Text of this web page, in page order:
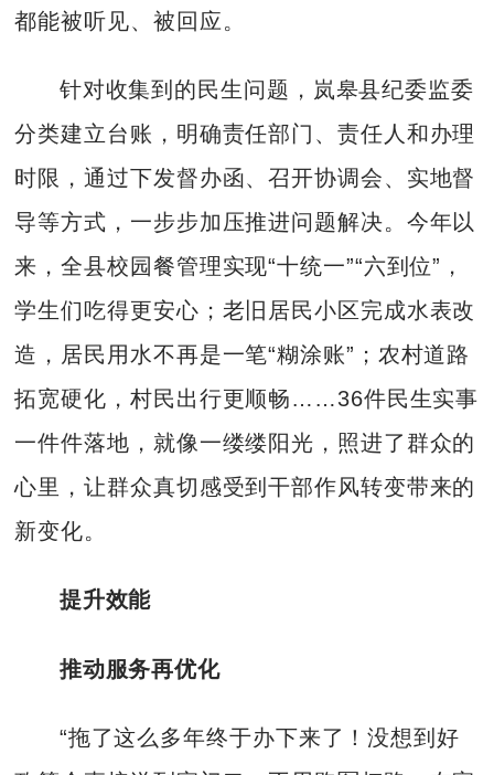
都能被听见、被回应。
针对收集到的民生问题，岚皋县纪委监委
分类建立台账，明确责任部门、责任人和办理
时限，通过下发督办函、召开协调会、实地督
导等方式，一步步加压推进问题解决。今年以
来，全县校园餐管理实现“十统一”“六到位”，
学生们吃得更安心；老旧居民小区完成水表改
造，居民用水不再是一笔“糊涂账”；农村道路
拓宽硬化，村民出行更顺畅……36件民生实事
一件件落地，就像一缕缕阳光，照进了群众的
心里，让群众真切感受到干部作风转变带来的
新变化。
提升效能
推动服务再优化
“拖了这么多年终于办下来了！没想到好